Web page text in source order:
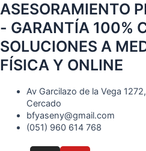
Ir
al
contenido
ASESORAMIENTO
- GARANTÍA 100%
SOLUCIONES A
FÍSICA Y ONLINE
Av Garcilazo de la Vega
Cercado
bfyaseny@gmail.com
(051) 960 614 768